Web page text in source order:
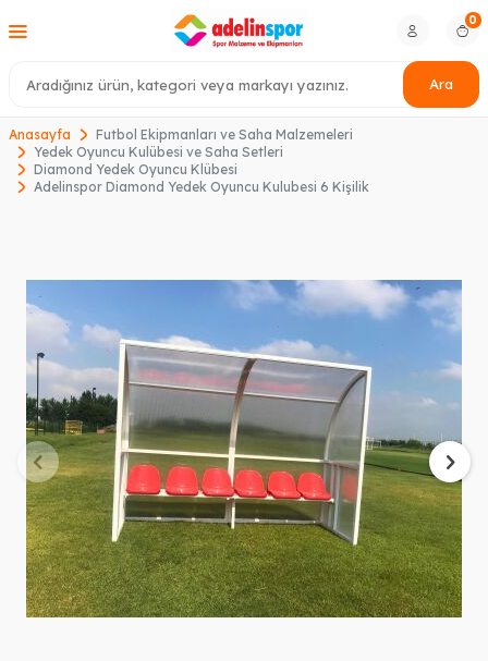
Ara
0
Anasayfa
Futbol Ekipmanları ve Saha Malzemeleri
Yedek Oyuncu Kulübesi ve Saha Setleri
Diamond Yedek Oyuncu Klübesi
Adelinspor Diamond Yedek Oyuncu Kulubesi 6 Kişilik